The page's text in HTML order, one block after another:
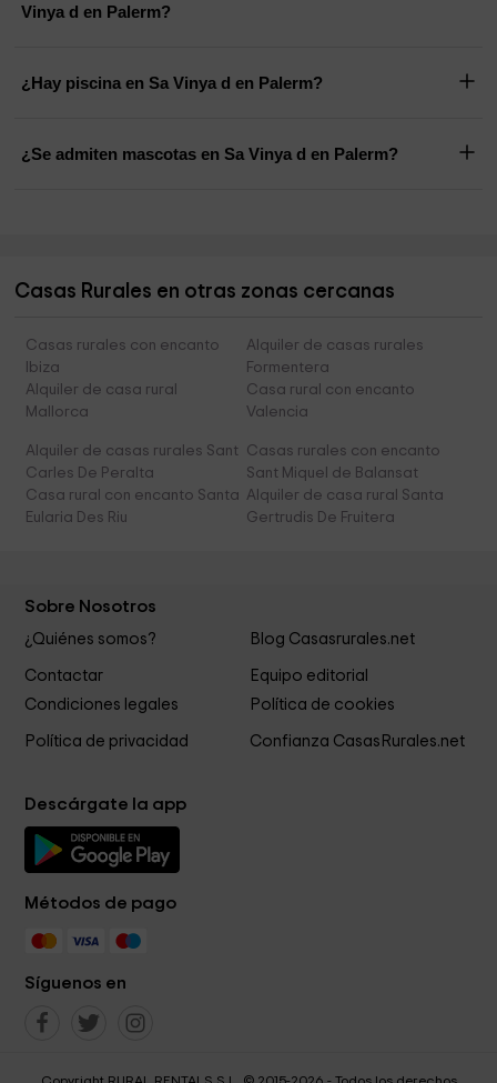
Vinya d en Palerm?
¿Hay piscina en Sa Vinya d en Palerm?
¿Se admiten mascotas en Sa Vinya d en Palerm?
Casas Rurales en otras zonas cercanas
Casas rurales con encanto
Ibiza
Alquiler de casas rurales
Formentera
Alquiler de casa rural
Mallorca
Casa rural con encanto
Valencia
Alquiler de casas rurales Sant
Carles De Peralta
Casas rurales con encanto
Sant Miquel de Balansat
Casa rural con encanto Santa
Eularia Des Riu
Alquiler de casa rural Santa
Gertrudis De Fruitera
Sobre Nosotros
¿Quiénes somos? Blog Casasrurales.net
Contactar
Equipo editorial
Condiciones legales
Política de cookies
Política de privacidad Confianza CasasRurales.net
Descárgate la app
Métodos de pago
Síguenos en